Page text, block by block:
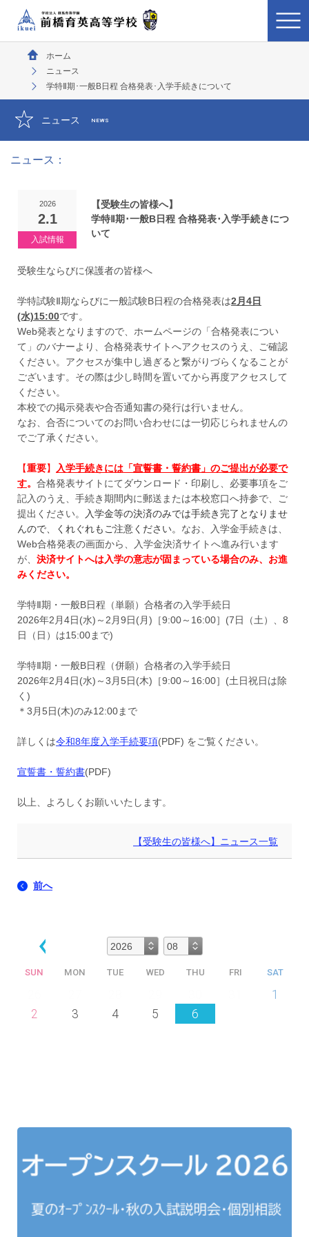
ホーム
ニュース
学特Ⅱ期･一般B日程 合格発表･入学手続きについて
ニュース NEWS
ニュース：
2026
2.1
【受験生の皆様へ】
学特Ⅱ期･一般B日程 合格発表･入学手続きにつ
いて
受験生ならびに保護者の皆様へ
学特試験Ⅱ期ならびに一般試験B日程の合格発表は2月4日
(水)15:00です。
Web発表となりますので、ホームページの「合格発表につい
て」のバナーより、合格発表サイトへアクセスのうえ、ご確認
ください。アクセスが集中し過ぎると繋がりづらくなることが
ございます。その際は少し時間を置いてから再度アクセスして
ください。
本校での掲示発表や合否通知書の発行は行いません。
なお、合否についてのお問い合わせには一切応じられませんの
でご了承ください。
【重要】
入学手続きには「宣誓書・誓約書」のご提出が必要で
す。 合格発表サイトにてダウンロード・印刷し、必要事項をご
記入のうえ、手続き期間内に郵送または本校窓口へ持参で、ご
提出ください。
入学金等の決済のみでは手続き完了となりませ
んので、くれぐれもご注意ください。 なお、入学金手続きは、
Web合格発表の画面から、入学金決済サイトへ進み行います
が、 決済サイトへは入学の意志が固まっている場合のみ、お進
みください。
学特Ⅱ期・一般B日程（単願）合格者の入学手続日
2026年2月4日(水)～2月9日(月)［9:00～16:00］(7日（土）、8
日（日）は15:00まで)
学特Ⅱ期・一般B日程（併願）合格者の入学手続日
2026年2月4日(水)～3月5日(木)［9:00～16:00］(土日祝日は除
く)
＊3月5日(木)のみ12:00まで
詳しくは令和8年度入学手続要項(PDF) をご覧ください。
宣誓書・誓約書(PDF)
以上、よろしくお願いいたします。
【受験生の皆様へ】ニュース一覧
前へ
SUN MON TUE WED THU FRI SAT
1
2
3 4 5 6